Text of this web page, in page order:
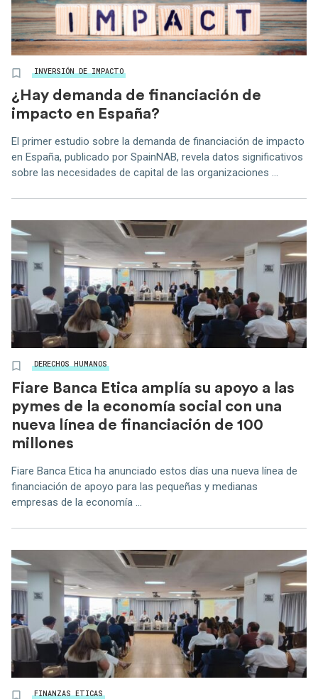
INVERSIÓN DE IMPACTO
¿Hay demanda de financiación de
impacto en España?
El primer estudio sobre la demanda de financiación de impacto
en España, publicado por SpainNAB, revela datos significativos
sobre las necesidades de capital de las organizaciones ...
DERECHOS HUMANOS
Fiare Banca Etica amplía su apoyo a las
pymes de la economía social con una
nueva línea de financiación de 100
millones
Fiare Banca Etica ha anunciado estos días una nueva línea de
financiación de apoyo para las pequeñas y medianas
empresas de la economía ...
FINANZAS ETICAS